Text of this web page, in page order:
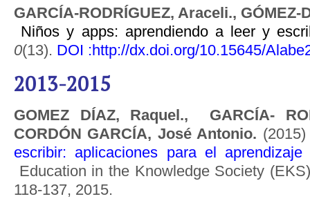
GARCÍA-RODRÍGUEZ, Araceli., GÓMEZ-
Niños y apps: aprendiendo a leer y
0(13). DOI :http://dx.doi.org/10.15645/
2013-2015
GOMEZ DÍAZ, Raquel., GARCÍA-
CORDÓN GARCÍA, José Antonio.
escribir: aplicaciones para el
Education in the Knowledge Society
118-137, 2015.